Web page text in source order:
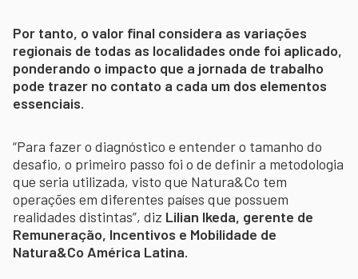
Por tanto, o valor final considera as variações
regionais de todas as localidades onde foi aplicado,
ponderando o impacto que a jornada de trabalho
pode trazer no contato a cada um dos elementos
essenciais.
“Para fazer o diagnóstico e entender o tamanho do
desafio, o primeiro passo foi o de definir a metodologia
que seria utilizada, visto que Natura&Co tem
operações em diferentes países que possuem
realidades distintas”, diz Lilian Ikeda, gerente de
Remuneração, Incentivos e Mobilidade de
Natura&Co América Latina.